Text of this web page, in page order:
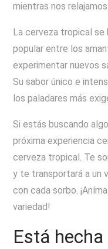
mientras nos relajamos.
La cerveza tropical se
popular entre los
experimentar nuevos
Su sabor único e
los paladares más
Si estás buscando
próxima experiencia
cerveza tropical. Te
y te transportará a un
con cada sorbo.
variedad!
Está